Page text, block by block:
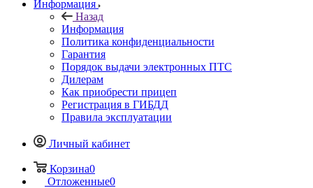
Информация
Назад
Информация
Политика конфиденциальности
Гарантия
Порядок выдачи электронных ПТС
Дилерам
Как приобрести прицеп
Регистрация в ГИБДД
Правила эксплуатации
Личный кабинет
Корзина0
Отложенные0